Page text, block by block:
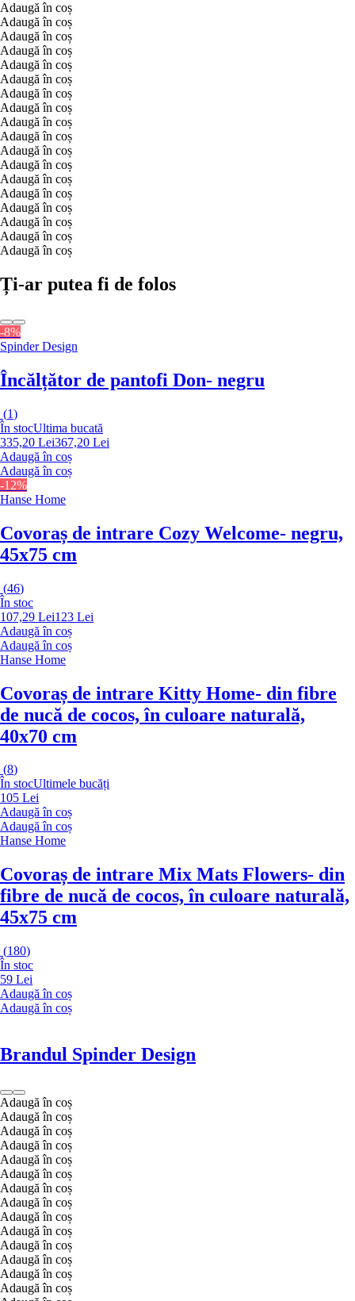
Adaugă în coș
Adaugă în coș
Adaugă în coș
Adaugă în coș
Adaugă în coș
Adaugă în coș
Adaugă în coș
Adaugă în coș
Adaugă în coș
Adaugă în coș
Adaugă în coș
Adaugă în coș
Adaugă în coș
Adaugă în coș
Adaugă în coș
Adaugă în coș
Adaugă în coș
Adaugă în coș
Ți-ar putea fi de folos
-8%
Spinder Design
Încălțător de pantofi Don- negru
(1)
În stocUltima bucată
335,20 Lei367,20 Lei
Adaugă în coș
Adaugă în coș
-12%
Hanse Home
Covoraș de intrare Cozy Welcome- negru,
45x75 cm
(46)
În stoc
107,29 Lei123 Lei
Adaugă în coș
Adaugă în coș
Hanse Home
Covoraș de intrare Kitty Home- din fibre
de nucă de cocos, în culoare naturală,
40x70 cm
(8)
În stocUltimele bucăți
105 Lei
Adaugă în coș
Adaugă în coș
Hanse Home
Covoraș de intrare Mix Mats Flowers- din
fibre de nucă de cocos, în culoare naturală,
45x75 cm
(180)
În stoc
59 Lei
Adaugă în coș
Adaugă în coș
Brandul Spinder Design
Adaugă în coș
Adaugă în coș
Adaugă în coș
Adaugă în coș
Adaugă în coș
Adaugă în coș
Adaugă în coș
Adaugă în coș
Adaugă în coș
Adaugă în coș
Adaugă în coș
Adaugă în coș
Adaugă în coș
Adaugă în coș